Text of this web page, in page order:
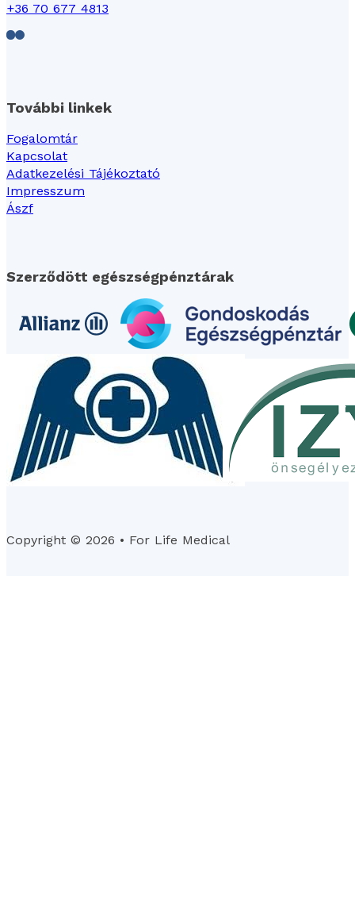
+36 70 677 4813
Follow us on Facebook
Follow us on LinkedIn
További linkek
Fogalomtár
Kapcsolat
Adatkezelési Tájékoztató
Impresszum
Ászf
Szerződött egészségpénztárak
Copyright © 2026 • For Life Medical